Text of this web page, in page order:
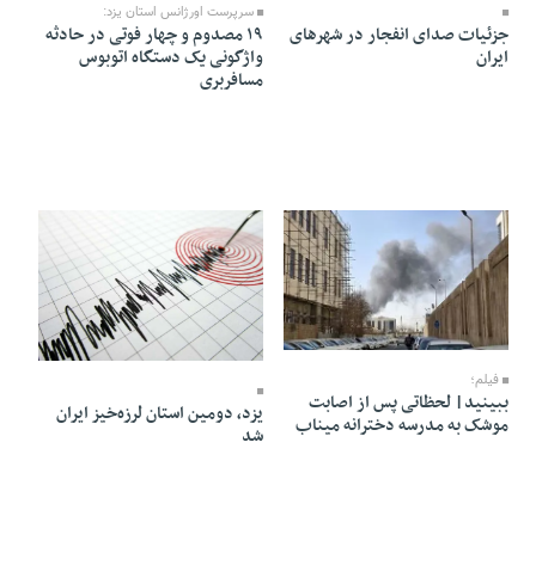
جزئیات صدای انفجار در شهرهای
ایران
سرپرست اورژانس استان یزد:
۱۹ مصدوم و چهار فوتی در حادثه
واژگونی یک دستگاه اتوبوس
مسافربری
09 Esfand 1404 - 19:23
فیلم؛
ببینید| لحظاتی پس از اصابت
موشک به مدرسه دخترانه میناب
07 Esfand 1404 - 13:47
یزد، دومین استان لرزه‌خیز ایران
شد